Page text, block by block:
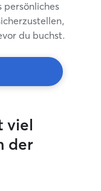
persönliches
du buchst.
viel
der